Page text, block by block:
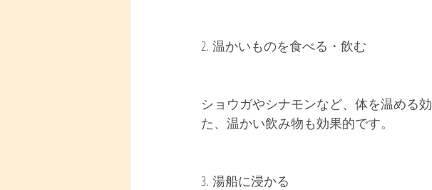
2. 温かいものを食べる・飲む
ショウガやシナモンなど、体を温める
た、温かい飲み物も効果的です。
3. 湯船に浸かる